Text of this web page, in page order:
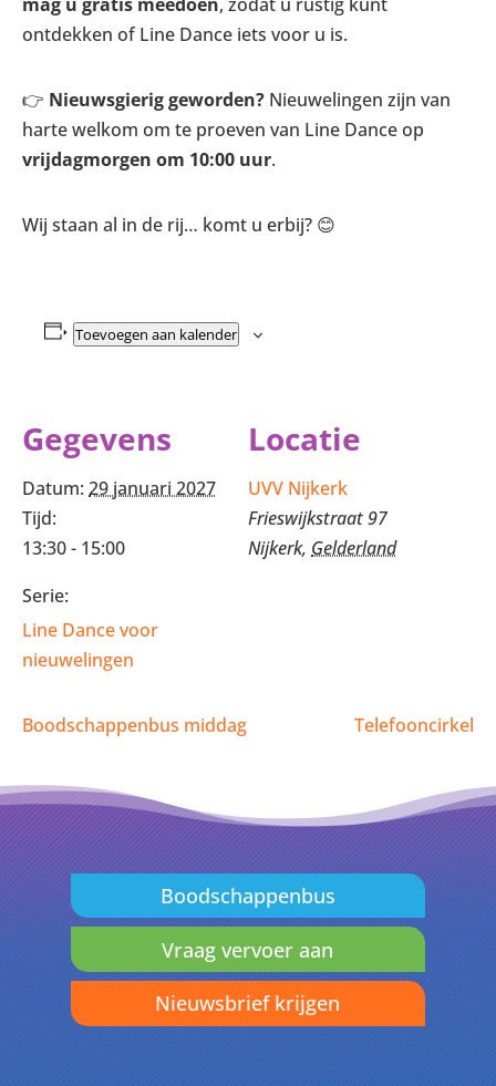
ontdekken of Line Dance iets voor u is.
👉 Nieuwsgierig geworden? Nieuwelingen zijn van
harte welkom om te proeven van Line Dance op
vrijdagmorgen om 10:00 uur.
Wij staan al in de rij… komt u erbij? 😊
Toevoegen aan kalender
Gegevens
Datum: 29 januari 2027
Tijd:
13:30 - 15:00
Serie:
Line Dance voor
nieuwelingen
Locatie
UVV Nijkerk
Frieswijkstraat 97
Nijkerk, Gelderland
Boodschappenbus middag Telefooncirkel
Boodschappenbus
Vraag vervoer aan
Nieuwsbrief krijgen